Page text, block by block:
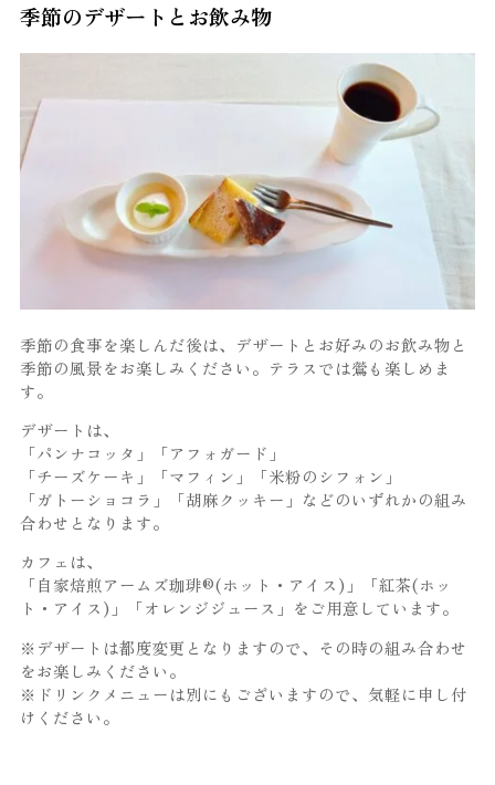
季節のデザートとお飲み物
季節の食事を楽しんだ後は、デザートとお好みのお飲み物と
季節の風景をお楽しみください。テラスでは鶯も楽しめま
す。
デザートは、
「パンナコッタ」「アフォガード」
「チーズケーキ」「マフィン」「米粉のシフォン」
「ガトーショコラ」「胡麻クッキー」などのいずれかの組み
合わせとなります。
カフェは、
「自家焙煎アームズ珈琲®(ホット・アイス)」「紅茶(ホッ
ト・アイス)」「オレンジジュース」をご用意しています。
※デザートは都度変更となりますので、その時の組み合わせ
をお楽しみください。
※ドリンクメニューは別にもございますので、気軽に申し付
けください。